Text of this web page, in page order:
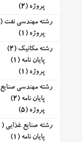
پروژه (2)
رشته مهندسی نفت (1)
پروژه (1)
رشته مکانیک (2)
پایان نامه (1)
پروژه (1)
رشته مهندسی صنایع
پایان نامه (2)
پروژه (5)
رشته صنایع غذایی (1)
پایان نامه (1)